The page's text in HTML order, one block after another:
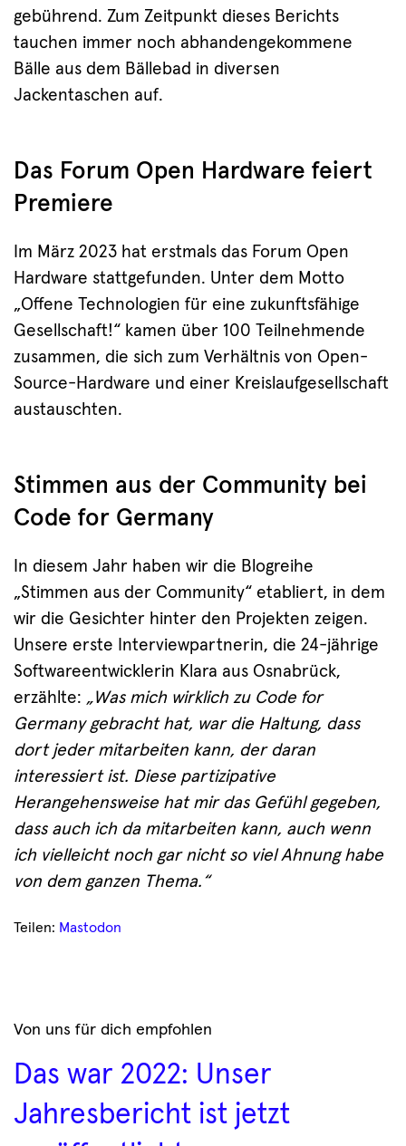
gebührend. Zum Zeitpunkt dieses Berichts
tauchen immer noch abhandengekommene
Bälle aus dem Bällebad in diversen
Jackentaschen auf.
Das Forum Open Hardware feiert
Premiere
Im März 2023 hat erstmals das Forum Open
Hardware stattgefunden. Unter dem Motto
„Offene Technologien für eine zukunftsfähige
Gesellschaft!“ kamen über 100 Teilnehmende
zusammen, die sich zum Verhältnis von Open-
Source-Hardware und einer Kreislaufgesellschaft
austauschten.
Stimmen aus der Community bei
Code for Germany
In diesem Jahr haben wir die Blogreihe
„Stimmen aus der Community“ etabliert, in dem
wir die Gesichter hinter den Projekten zeigen.
Unsere erste Interviewpartnerin, die 24-jährige
Softwareentwicklerin Klara aus Osnabrück,
erzählte: „Was mich wirklich zu Code for
Germany gebracht hat, war die Haltung, dass
dort jeder mitarbeiten kann, der daran
interessiert ist. Diese partizipative
Herangehensweise hat mir das Gefühl gegeben,
dass auch ich da mitarbeiten kann, auch wenn
ich vielleicht noch gar nicht so viel Ahnung habe
von dem ganzen Thema.“
Teilen: Mastodon
Von uns für dich empfohlen
Das war 2022: Unser
Jahresbericht ist jetzt